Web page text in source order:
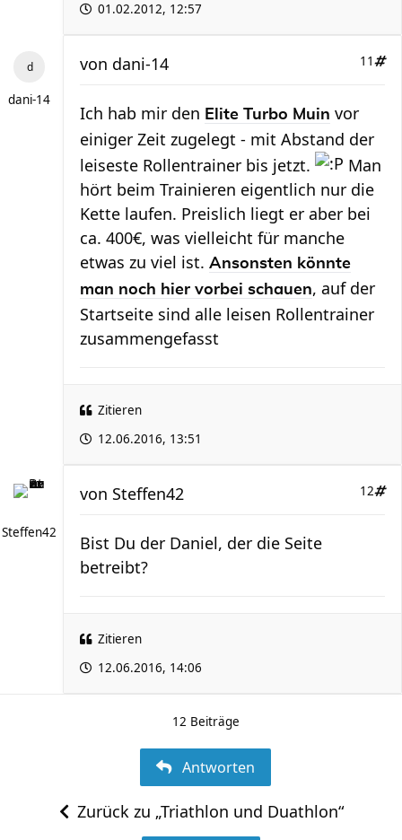
01.02.2012, 12:57
dani-14
11
von dani-14
Ich hab mir den Elite Turbo Muin vor
einiger Zeit zugelegt - mit Abstand der
leiseste Rollentrainer bis jetzt.
Man
hört beim Trainieren eigentlich nur die
Kette laufen. Preislich liegt er aber bei
ca. 400€, was vielleicht für manche
etwas zu viel ist. Ansonsten könnte
man noch hier vorbei schauen, auf der
Startseite sind alle leisen Rollentrainer
zusammengefasst
Zitieren
12.06.2016, 13:51
Steffen42
12
von Steffen42
Bist Du der Daniel, der die Seite
betreibt?
Zitieren
12.06.2016, 14:06
12 Beiträge
Antworten
Zurück zu „Triathlon und Duathlon“